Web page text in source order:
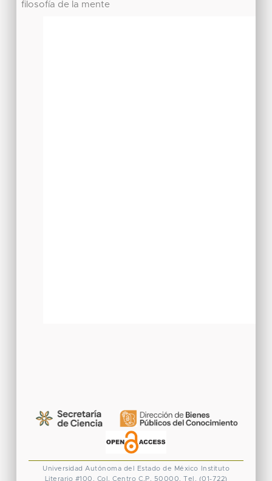
filosofía de la mente
Universidad Autónoma del Estado de México
Instituto
Literario #100. Col. Centro C.P. 50000. Tel. (01-722)